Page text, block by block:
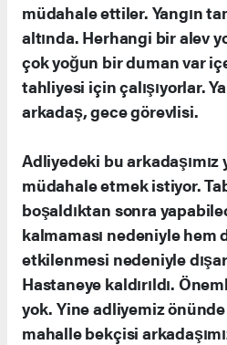
müdahale ettiler. Yangın
altında. Herhangi bir alev
çok yoğun bir duman var
tahliyesi için çalışıyorlar.
arkadaş, gece görevlisi.
Adliyedeki bu arkadaşımız
müdahale etmek istiyor.
boşaldıktan sonra
kalmaması nedeniyle hem
etkilenmesi nedeniyle
Hastaneye kaldırıldı.
yok. Yine adliyemiz
mahalle bekçisi